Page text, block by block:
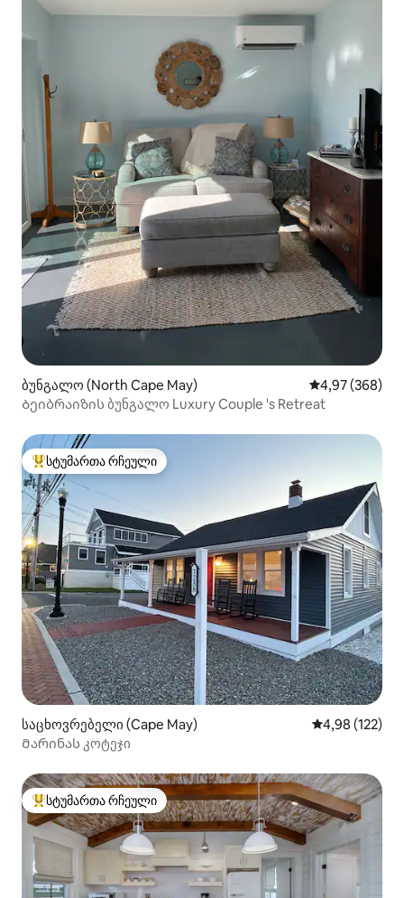
ბუნგალო (North Cape May) საშუალო
4,97 (368)
Ბეიბრაიზის ბუნგალო Luxury Couple 's Retreat
სტუმართა რჩეული მოწინავე ვარიანტი
სტუმართა რჩეული
საცხოვრებელი (Cape May) საშუალო
4,98 (122)
Მარინას კოტეჯი
სტუმართა რჩეული მოწინავე ვარიანტი
სტუმართა რჩეული